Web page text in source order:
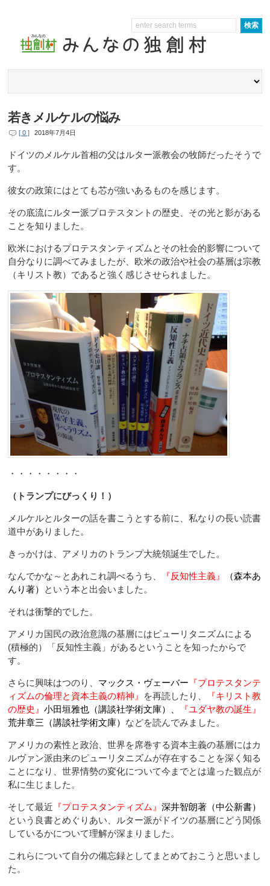
若きメルケルの悩み
[ 0 ] 2018年7月4日
ドイツのメルケル首相の父はルター派教会の牧師だったそうで
す。
彼女の政策にはとても芯が強いあるものを感じます。
その底流にルター派プロテスタントの歴史、その光と影がある
ことを知りました。
欧米におけるプロテスタンティズムとその社会的影響について
自分なりに調べてみましたが、欧米の政治や社会の基層は宗教
（キリスト教）であると強く感じさせられました。
・・・・・・・・
（トランプにびっくり！）
メルケルとルターの話を書こうとする前に、私なりの長い読書
道中がありました。
きっかけは、アメリカのトランプ大統領誕生でした。
なんでかな～とあれこれ調べるうち、 『反知性主義』
（森本あ
んり著） という本と出会いました。
それは衝撃的でした。
アメリカ国民の政治意識の基層にはピューリタニズムによる
(積極的）「反知性主義」があるということを知ったからで
す。
さらに興味はつのり、 マックス・ヴェーバー 『プロテスタンテ
ィズムの倫理と資本主義の精神』 を再読したり、
『キリスト教
の歴史』小田垣雅也（講談社学術文庫）、
『ユダヤ教の誕生』
荒井章三（講談社学術文庫） などを読んでみました。
アメリカの素性と政治、世界を席巻する資本主義の基層にはカ
ルヴァン派由来のピューリタニズムが存在することを深く知る
ことになり、世界情勢の変化について今までとは違った観点が
私に生じました。
そして最近 『プロテスタンティズム』深井智朗著（中公新書）
という良書とめぐりあい、ルター派がドイツの基層にどう関係
しているかについて理解が深まりました。
これらについて自分の備忘録としてまとめておこうと思いまし
た。